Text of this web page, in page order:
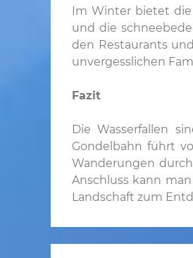
Im Winter bietet
und die
den Restaurants
unvergesslichen
Fazit
Die Wasserfallen
Gondelbahn führt
Wanderungen
Anschluss kann
Landschaft zum